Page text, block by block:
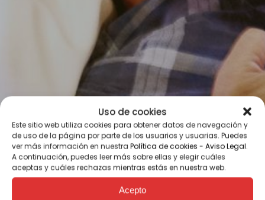
Uso de cookies
Este sitio web utiliza cookies para obtener datos de navegación y
de uso de la página por parte de los usuarios y usuarias. Puedes
ver más información en nuestra Política de cookies - Aviso Legal.
A continuación, puedes leer más sobre ellas y elegir cuáles
aceptas y cuáles rechazas mientras estás en nuestra web.
Acepto